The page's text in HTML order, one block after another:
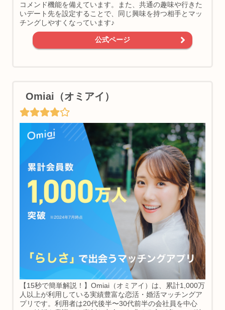
コメンド機能を備えています。また、共通の趣味や行きた
いデート先を設定することで、同じ興味を持つ相手とマッ
チングしやすくなっています♪
公式ページ
Omiai（オミアイ）
【15秒で簡単解説！】Omiai（オミアイ）は、累計1,000万
人以上が利用している実績豊富な恋活・婚活マッチングア
プリです。利用者は20代後半〜30代前半の会社員を中心